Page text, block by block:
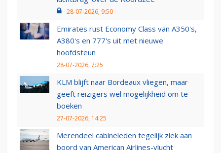
28-07-2026, 9:50
Emirates rust Economy Class van A350's,
A380's en 777's uit met nieuwe
hoofdsteun
28-07-2026, 7:25
KLM blijft naar Bordeaux vliegen, maar
geeft reizigers wel mogelijkheid om te
boeken
27-07-2026, 14:25
Merendeel cabineleden tegelijk ziek aan
boord van American Airlines-vlucht